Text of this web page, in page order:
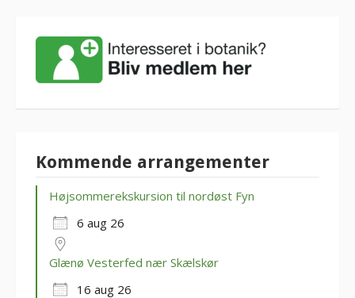
Kommende arrangementer
Højsommerekskursion til nordøst Fyn
6 aug 26
Glænø Vesterfed nær Skælskør
16 aug 26